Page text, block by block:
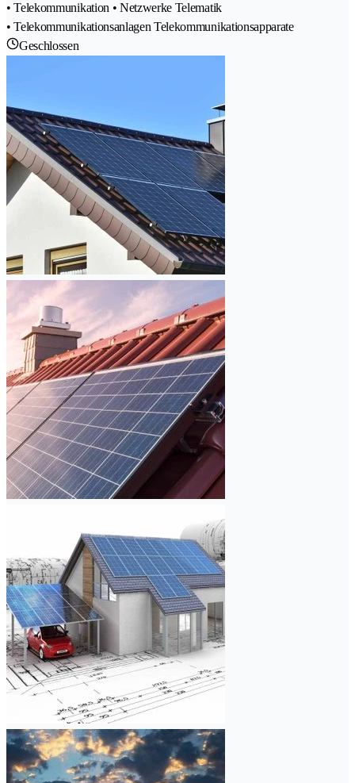
• Telekommunikation • Netzwerke Telematik
• Telekommunikationsanlagen Telekommunikationsapparate
Geschlossen